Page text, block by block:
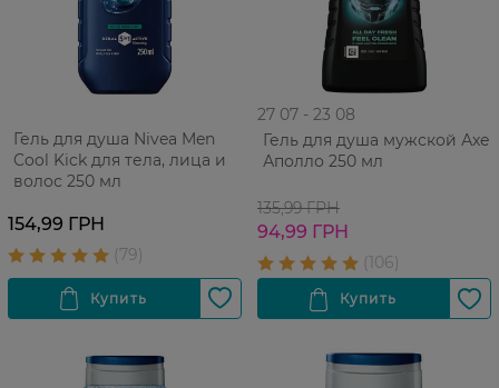
Гель для душа Nivea Men
Cool Kick для тела, лица и
волос 250 мл
154,99 ГРН
27 07 - 23 08
Гель для душа мужской Аxe
Аполло 250 мл
135,99 ГРН
94,99 ГРН